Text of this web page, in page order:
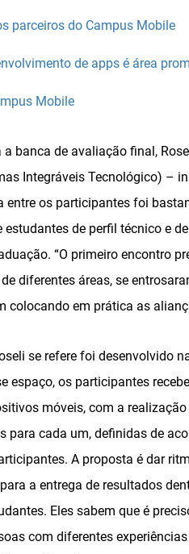
parceiros do Campus Mobile
de apps é área
Mobile
banca de avaliação final,
Integráveis Tecnológico) –
entre os participantes foi
estudantes de perfil técnico e
“O primeiro encontro
diferentes áreas, se
colocando em prática as
se refere foi desenvolvido
espaço, os participantes
móveis, com a
para cada um, definidas de
A proposta é dar
a entrega de resultados
Eles sabem que é
com diferentes